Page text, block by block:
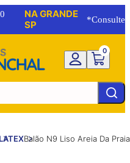
NA GRANDE
SP
*Consulte
0
LATEXBalão N9 Liso Areia Da